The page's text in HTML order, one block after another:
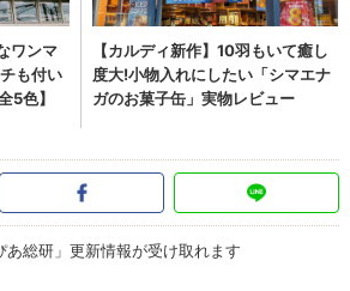
あ総研」更新情報が受け取れます